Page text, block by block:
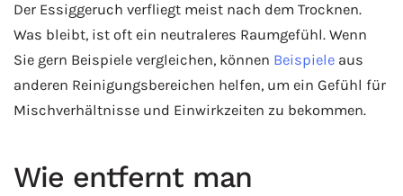
Der Essiggeruch verfliegt meist nach dem Trocknen.
Was bleibt, ist oft ein neutraleres Raumgefühl. Wenn
Sie gern Beispiele vergleichen, können Beispiele aus
anderen Reinigungsbereichen helfen, um ein Gefühl für
Mischverhältnisse und Einwirkzeiten zu bekommen.
Wie entfernt man